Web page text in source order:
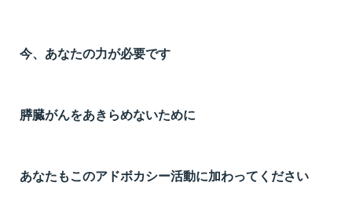
今、あなたの力が必要です
膵臓がんをあきらめないために
あなたもこのアドボカシー活動に加わってください